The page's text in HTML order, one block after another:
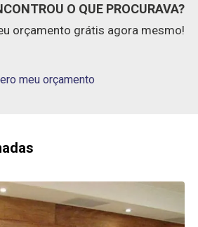
O QUE PROCURAVA?
orçamento grátis agora mesmo!
meu orçamento